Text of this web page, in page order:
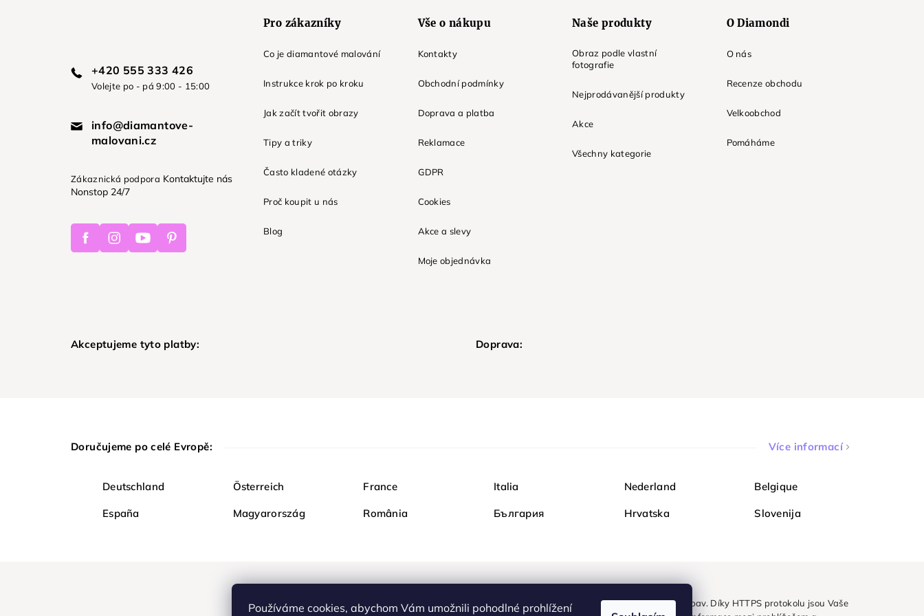
Používáme cookies, abychom Vám umožnili pohodlné prohlížení
+420 555 333 426
Volejte po - pá 9:00 - 15:00
info@diamantove-
malovani.cz
Zákaznická podpora Kontaktujte nás
Nonstop 24/7
FacebookInstagramYoutubePinterest
Pro zákazníky
Co je diamantové malování
Instrukce krok po kroku
Jak začít tvořit obrazy
Tipy a triky
Často kladené otázky
Proč koupit u nás
Blog
Vše o nákupu
Kontakty
Obchodní podmínky
Doprava a platba
Reklamace
GDPR
Cookies
Akce a slevy
Moje objednávka
Naše produkty
Obraz podle vlastní
fotografie
Nejprodávanější produkty
Akce
Všechny kategorie
O Diamondi
O nás
Recenze obchodu
Velkoobchod
Pomáháme
Akceptujeme tyto platby: Doprava:
Doručujeme po celé Evropě: Více informací
Deutschland Österreich France Italia Nederland Belgique
España Magyarország România България Hrvatska Slovenija
Nakupujte na Diamondi bezpečně a bez obav. Díky HTTPS protokolu jsou Vaše